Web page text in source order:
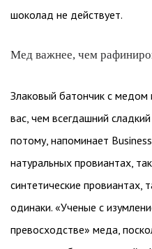
шоколад не действует.
Мед важнее, чем
Злаковый батончик с медом
вас, чем всегдашний
потому, напоминает
натуральных провиантах,
синтетические провиантах,
одинаки. «Ученые с
превосходстве» меда,